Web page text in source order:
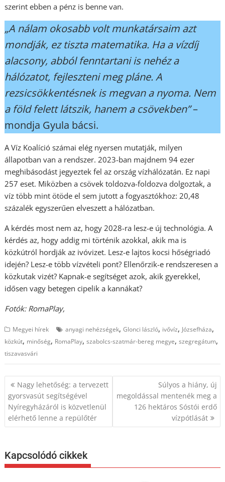
szerint ebben a pénz is benne van.
„A nálam okosabb volt munkatársaim azt
mondják, ez tiszta matematika. Ha a vízdíj
alacsony, abból fenntartani is nehéz a
hálózatot, fejleszteni meg pláne. A
rezsicsökkentésnek is megvan a nyoma. Nem
a föld felett látszik, hanem a csövekben”–
mondja Gyula bácsi.
A Víz Koalíció számai elég nyersen mutatják, milyen
állapotban van a rendszer. 2023-ban majdnem 94 ezer
meghibásodást jegyeztek fel az ország vízhálózatán. Ez napi
257 eset. Miközben a csövek toldozva-foldozva dolgoztak, a
víz több mint ötöde el sem jutott a fogyasztókhoz: 20,48
százalék egyszerűen elveszett a hálózatban.
A kérdés most nem az, hogy 2028-ra lesz-e új technológia. A
kérdés az, hogy addig mi történik azokkal, akik ma is
közkútról hordják az ivóvizet. Lesz-e lajtos kocsi hőségriadó
idején? Lesz-e több vízvételi pont? Ellenőrzik-e rendszeresen a
közkutak vizét? Kapnak-e segítséget azok, akik gyerekkel,
idősen vagy betegen cipelik a kannákat?
Fotók: RomaPlay,
Megyei hírek anyagi nehézségek,Glonci lászló, ivővíz, Józsefháza,
közkút, minőség, RomaPlay,szabolcs-szatmár-bereg megye,szegregátum,
tiszavasvári
Bejegyzés
navigáció
Nagy lehetőség: a tervezett
gyorsvasút segítségével
Nyíregyházáról is közvetlenül
elérhető lenne a repülőtér
Súlyos a hiány, új
megoldással mentenék meg a
126 hektáros Sóstói erdő
vízpótlását
Kapcsolódó cikkek